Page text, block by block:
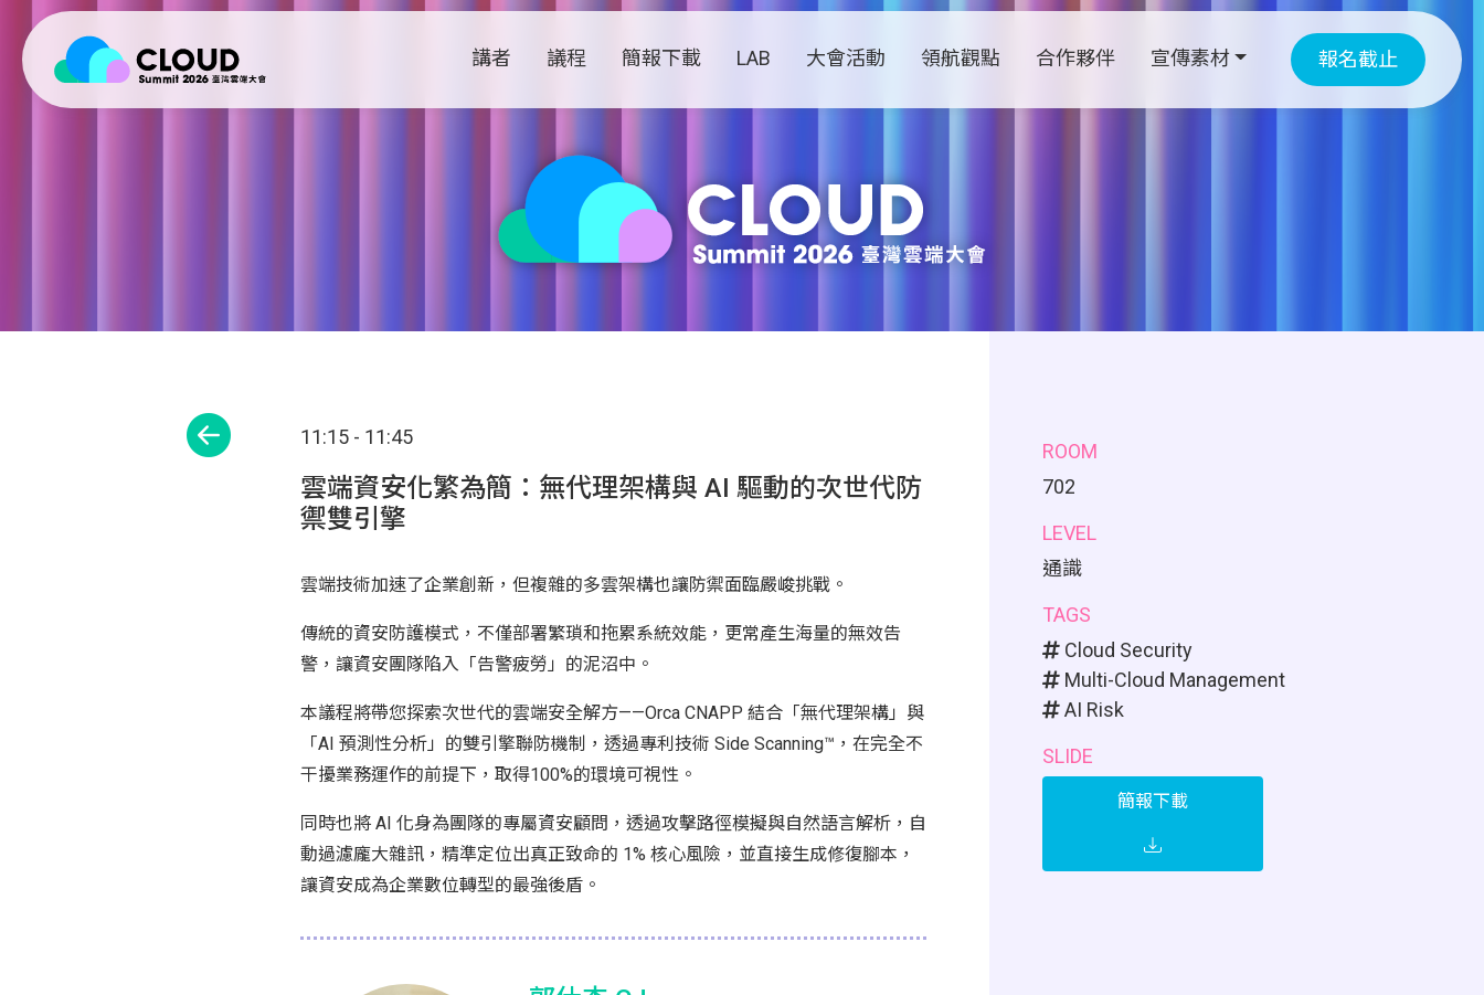
講者 議程 簡報下載 LAB 大會活動 領航觀點 合作夥伴 宣傳素材 報名截止
11:15 - 11:45
雲端資安化繁為簡：無代理架構與 AI 驅動的次世代防
禦雙引擎
雲端技術加速了企業創新，但複雜的多雲架構也讓防禦面臨嚴峻挑戰。
傳統的資安防護模式，不僅部署繁瑣和拖累系統效能，更常產生海量的無效告
警，讓資安團隊陷入「告警疲勞」的泥沼中。
本議程將帶您探索次世代的雲端安全解方——Orca CNAPP 結合「無代理架構」與
「AI 預測性分析」的雙引擎聯防機制，透過專利技術 Side Scanning™，在完全不
干擾業務運作的前提下，取得100%的環境可視性。
同時也將 AI 化身為團隊的專屬資安顧問，透過攻擊路徑模擬與自然語言解析，自
動過濾龐大雜訊，精準定位出真正致命的 1% 核心風險，並直接生成修復腳本，
讓資安成為企業數位轉型的最強後盾。
ROOM
702
LEVEL
通識
TAGS
Cloud Security
Multi-Cloud Management
AI Risk
SLIDE
簡報下載